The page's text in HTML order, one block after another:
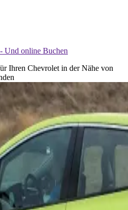
Und online Buchen
Ihren Chevrolet in der Nähe von